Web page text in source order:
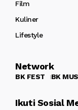
Film
Kuliner
Lifestyle
Network
BK FEST BK
Ikuti Sosial